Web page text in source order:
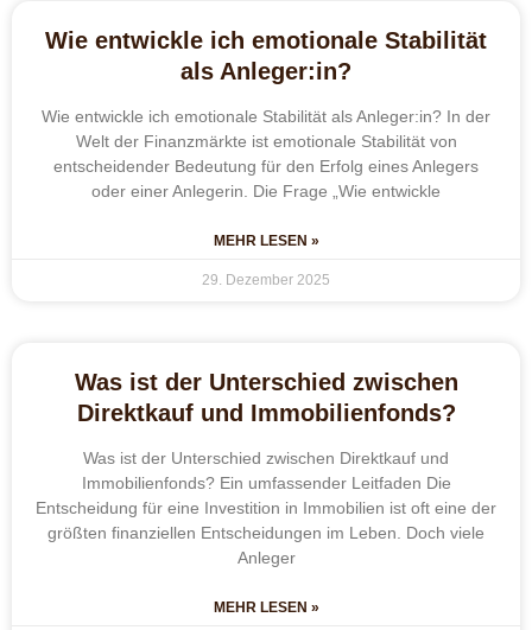
Wie entwickle ich emotionale Stabilität
als Anleger:in?
Wie entwickle ich emotionale Stabilität als Anleger:in? In der
Welt der Finanzmärkte ist emotionale Stabilität von
entscheidender Bedeutung für den Erfolg eines Anlegers
oder einer Anlegerin. Die Frage „Wie entwickle
MEHR LESEN »
29. Dezember 2025
Was ist der Unterschied zwischen
Direktkauf und Immobilienfonds?
Was ist der Unterschied zwischen Direktkauf und
Immobilienfonds? Ein umfassender Leitfaden Die
Entscheidung für eine Investition in Immobilien ist oft eine der
größten finanziellen Entscheidungen im Leben. Doch viele
Anleger
MEHR LESEN »